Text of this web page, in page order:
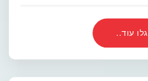
גלו עוד..